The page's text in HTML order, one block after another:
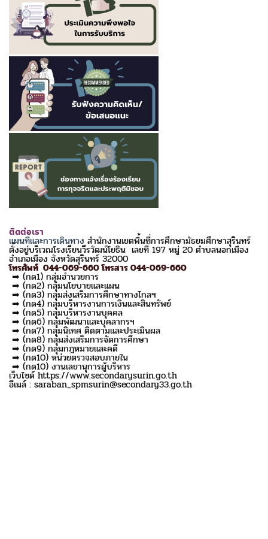
ติดต่อเรา
แผนที่และการเดินทางสำนักงานเขตพื้นที่การศึกษามัธยมศึกษาสุรินทร์
ตั้งอยู่บริเวณโรงเรียนวีรวัฒน์โยธิน เลขที่ 197 หมู่ 20 ตำบลนอกเมือง
อำเภอเมือง จังหวัดสุรินทร์ 32000
โทรศัพท์ 044-069-660 โทรสาร 044-069-660
➡ (กด1) กลุ่มอำนวยการ
➡ (กด2) กลุ่มนโยบายและแผน
➡ (กด3) กลุ่มส่งเสริมการศึกษาทางไกลฯ
➡ (กด4) กลุ่มบริหารงานการเงินและสินทรัพย์
➡ (กด5) กลุ่มบริหารงานบุคคล
➡ (กด6) กลุ่มพัฒนาและบุคลากรฯ
➡ (กด7) กลุ่มนิเทศ ติดตามและประเมินผล
➡ (กด8) กลุ่มส่งเสริมการจัดการศึกษา
➡ (กด9) กลุ่มกฎหมายและคดี
➡ (กด10) หน่วยตรวจสอบภายใน
➡ (กด10) งานเลขานุการผู้บริหาร
เว็บไซด์ https://www.secondarysurin.go.th
อีเมล์ : saraban_spmsurin@secondary33.go.th